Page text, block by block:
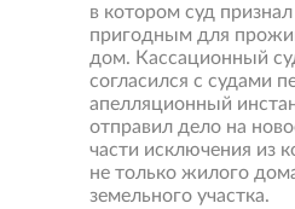
в котором суд
пригодным для
дом. Кассационный
согласился с судами
апелляционный
отправил дело на
части исключения из
не только жилого
земельного участка.